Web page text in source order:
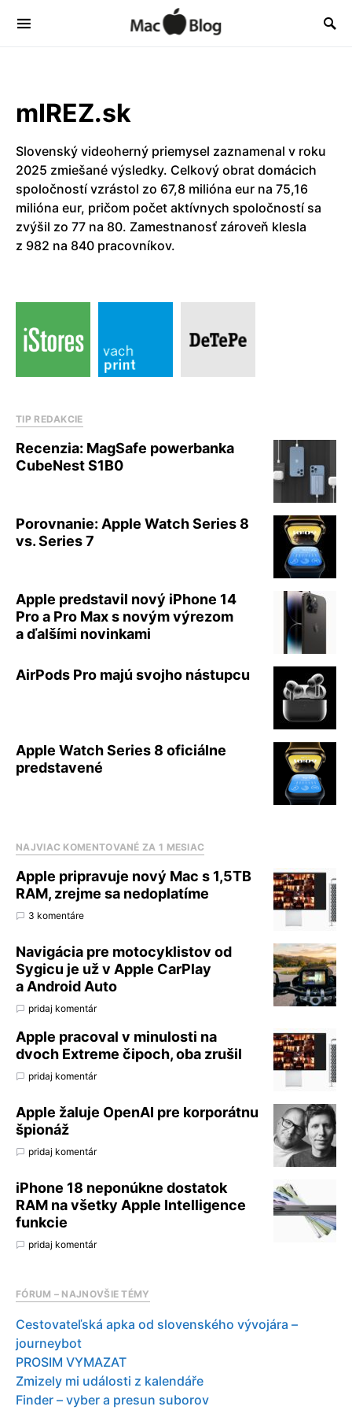
mIREZ.sk
Slovenský videoherný priemysel zaznamenal v roku
2025 zmiešané výsledky. Celkový obrat domácich
spoločností vzrástol zo 67,8 milióna eur na 75,16
milióna eur, pričom počet aktívnych spoločností sa
zvýšil zo 77 na 80. Zamestnanosť zároveň klesla
z 982 na 840 pracovníkov.
TIP REDAKCIE
Recenzia: MagSafe powerbanka
CubeNest S1B0
Porovnanie: Apple Watch Series 8
vs. Series 7
Apple predstavil nový iPhone 14
Pro a Pro Max s novým výrezom
a ďalšími novinkami
AirPods Pro majú svojho nástupcu
Apple Watch Series 8 oficiálne
predstavené
NAJVIAC KOMENTOVANÉ ZA 1 MESIAC
Apple pripravuje nový Mac s 1,5TB
RAM, zrejme sa nedoplatíme
3 komentáre
Navigácia pre motocyklistov od
Sygicu je už v Apple CarPlay
a Android Auto
pridaj komentár
Apple pracoval v minulosti na
dvoch Extreme čipoch, oba zrušil
pridaj komentár
Apple žaluje OpenAI pre korporátnu
špionáž
pridaj komentár
iPhone 18 neponúkne dostatok
RAM na všetky Apple Intelligence
funkcie
pridaj komentár
FÓRUM – NAJNOVŠIE TÉMY
Cestovateľská apka od slovenského vývojára –
journeybot
PROSIM VYMAZAT
Zmizely mi události z kalendáře
Finder – vyber a presun suborov